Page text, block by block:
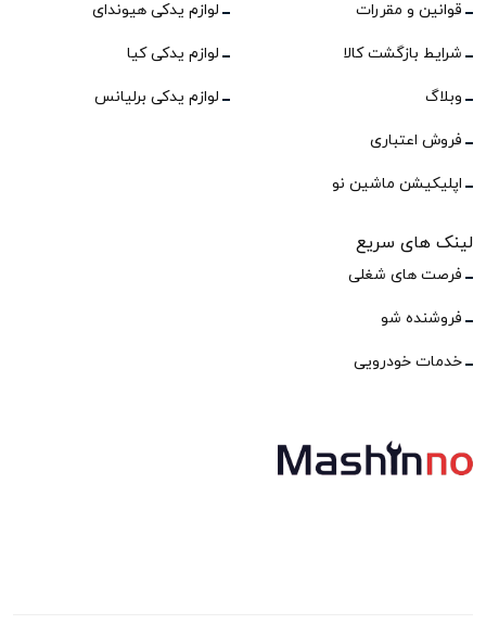
قوانین و مقررات
شرایط بازگشت کالا
وبلاگ
فروش اعتباری
اپلیکیشن ماشین نو
لوازم یدکی هیوندای
لوازم یدکی کیا
لوازم یدکی برلیانس
لینک های سریع
فرصت های شغلی
فروشنده شو
خدمات خودرویی